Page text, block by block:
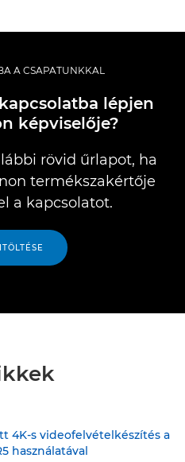
A CSAPATUNKKAL
lépjen
képviselője?
rövid űrlapot, ha
termékszakértője
a kapcsolatot.